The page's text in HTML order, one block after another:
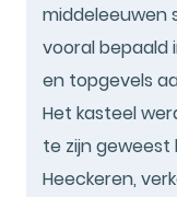
middeleeuwen
vooral bepaald
en topgevels
Het kasteel
te zijn geweest
Heeckeren,